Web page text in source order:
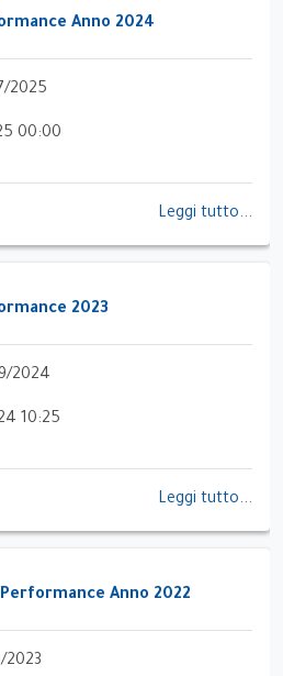
Anno 2024
2025
00:00
Leggi tutto...
2023
2024
10:25
Leggi tutto...
Anno 2022
2023